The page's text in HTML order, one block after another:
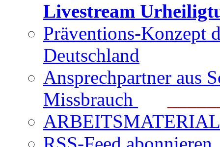
Livestream
Präventions-Konzept
Deutschland
Ansprechpartner aus
Missbrauch
ARBEITSMATERIAL